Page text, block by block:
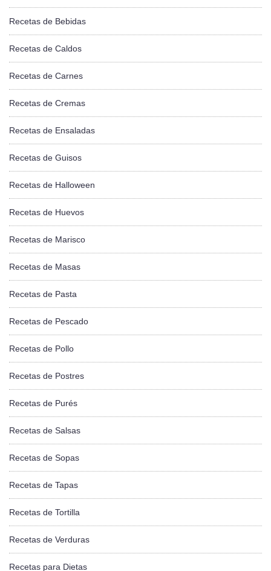
Recetas de Bebidas
Recetas de Caldos
Recetas de Carnes
Recetas de Cremas
Recetas de Ensaladas
Recetas de Guisos
Recetas de Halloween
Recetas de Huevos
Recetas de Marisco
Recetas de Masas
Recetas de Pasta
Recetas de Pescado
Recetas de Pollo
Recetas de Postres
Recetas de Purés
Recetas de Salsas
Recetas de Sopas
Recetas de Tapas
Recetas de Tortilla
Recetas de Verduras
Recetas para Dietas